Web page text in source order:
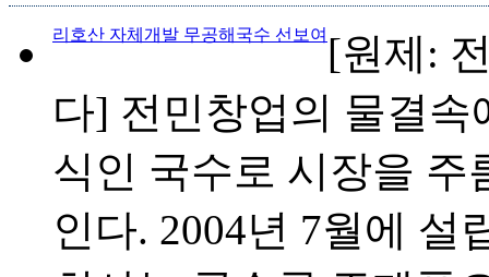
리호산 자체개발 무공해국수 선보여 [원제:
다] 전민창업의 물결
식인 국수로 시장을 주
인다. 2004년 7월에 설